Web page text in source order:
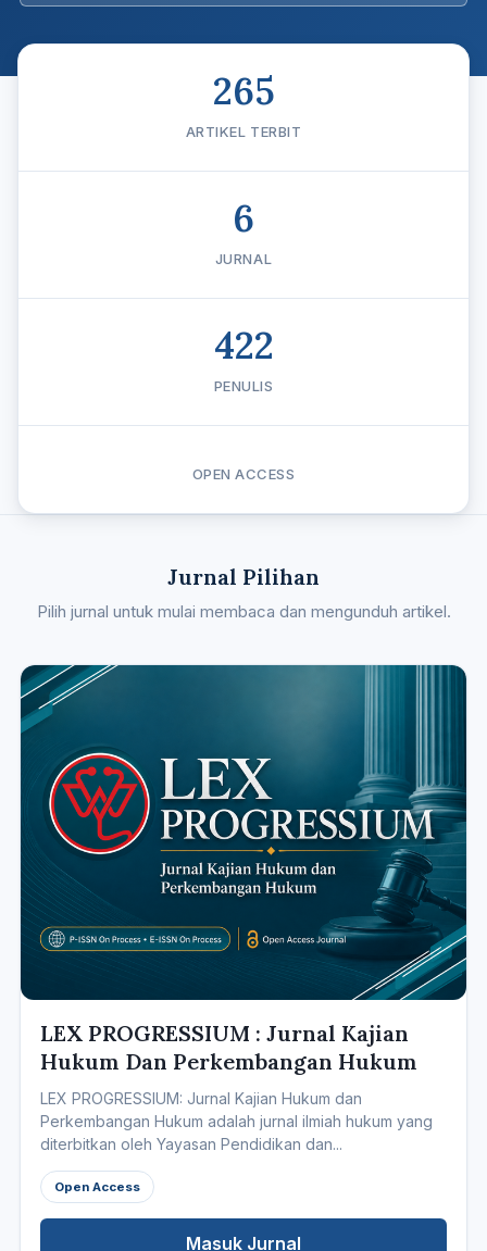
265
ARTIKEL TERBIT
6
JURNAL
422
PENULIS
OPEN ACCESS
Jurnal Pilihan
Pilih jurnal untuk mulai membaca dan mengunduh artikel.
LEX PROGRESSIUM : Jurnal Kajian
Hukum Dan Perkembangan Hukum
LEX PROGRESSIUM: Jurnal Kajian Hukum dan
Perkembangan Hukum adalah jurnal ilmiah hukum yang
diterbitkan oleh Yayasan Pendidikan dan...
Open Access
Masuk Jurnal